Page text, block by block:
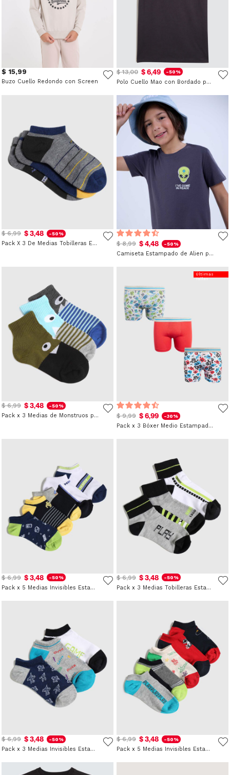
$ 15,99
Buzo Cuello Redondo con Screen
$ 13,00 $ 6,49 -50%
Polo Cuello Mao con Bordado para Niño
$ 6,99 $ 3,48 -50%
Pack X 3 De Medias Tobilleras Estampadas De Figuras para Niño $ 8,99 $ 4,48 -50%
Camiseta Estampado de Alien para Niño
$ 6,99 $ 3,48 -50%
Pack x 3 Medias de Monstruos para Niño
Últimas
Tallas
$ 9,99 $ 6,99 -30%
Pack x 3 Bóxer Medio Estampado para Niño
$ 6,99 $ 3,48 -50%
Pack x 5 Medias Invisibles Estampadas para Niño
$ 6,99 $ 3,48 -50%
Pack x 3 Medias Tobilleras Estampadas para Niño
$ 6,99 $ 3,48 -50%
Pack x 3 Medias Invisibles Estampadas para Niño
$ 6,99 $ 3,48 -50%
Pack x 5 Medias Invisibles Estampado Gamer para Niño